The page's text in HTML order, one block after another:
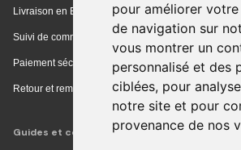
pour améliorer
de navigation sur
vous montrer un
personnalisé et des
ciblées, pour
notre site et pour
provenance de nos
Livraison en Europe
Suivi de commande
Paiement sécurisé
Retour et remboursement
Guides et conseils